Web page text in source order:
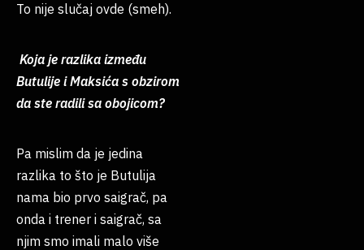
To nije slučaj ovde (smeh).
Koja je razlika između
Butulije i Maksića s obzirom
da ste radili sa obojicom?
Pa mislim da je jedina
razlika to što je Butulija
nama bio prvo saigrač, pa
onda i trener i saigrač, sa
njim smo imali malo više